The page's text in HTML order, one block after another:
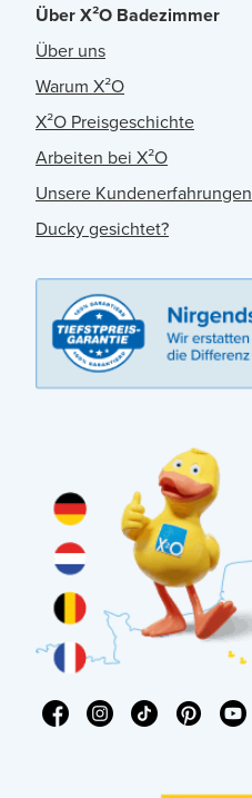
Über X²O Badezimmer
Über uns
Warum X²O
X²O Preisgeschichte
Arbeiten bei X²O
Unsere Kundenerfahrungen
Ducky gesichtet?